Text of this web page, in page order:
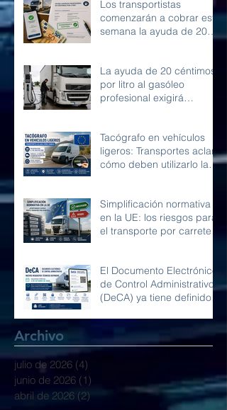
Los transportistas
comenzarán a cobrar esta
semana la ayuda de 20
La ayuda de 20 céntimos
por litro al gasóleo
profesional exigirá
diez años
Tacógrafo en vehículos
ligeros: Transportes aclara
cómo deben utilizarlo las
Simplificación normativa
en la UE: los riesgos para
el transporte por carretera
El Documento Electrónico
de Control Administrativo
(DeCA) ya tiene definidos
Archivo
julio de 2026 (4)
junio de 2026 (1)
abril de 2026 (2) 2 entradas